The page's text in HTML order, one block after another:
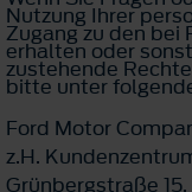
Nutzung Ihrer
Zugang zu den bei
erhalten oder
zustehende
bitte unter
Ford Motor
z.H.
Grünbergstraße